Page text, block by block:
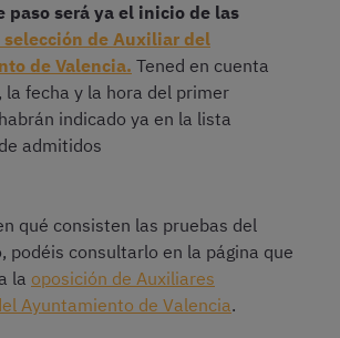
paso será ya el inicio de las
selección de Auxiliar del
de Valencia. Tened en cuenta
la fecha y la hora del primer
indicado ya en la lista
admitidos
qué consisten las pruebas del
podéis consultarlo en la página que
la oposición de Auxiliares
Ayuntamiento de Valencia.